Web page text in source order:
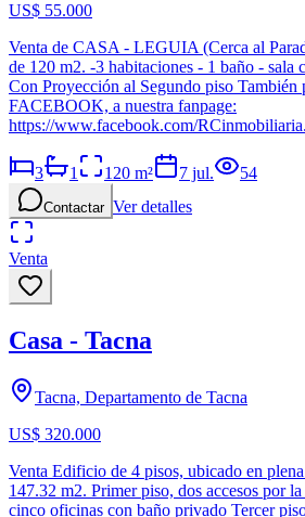
US$ 55.000
Venta de CASA - LEGUIA (Cerca al
de 120 m2. -3 habitaciones - 1 baño - sala
Con Proyección al Segundo piso También
FACEBOOK, a nuestra fanpage:
https://www.facebook.com/
3 1 120 m² 7 jul. 54
Contactar Ver detalles
Venta
Casa - Tacna
Tacna, Departamento de Tacna
US$ 320.000
Venta Edificio de 4 pisos, ubicado en
147.32 m2. Primer piso, dos accesos por
cinco oficinas con baño privado Tercer